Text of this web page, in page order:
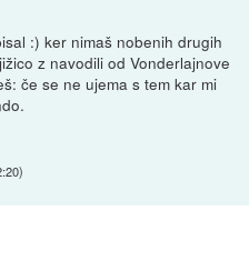
:) ker nimaš nobenih drugih
z navodili od Vonderlajnove
če se ne ujema s tem kar mi
)